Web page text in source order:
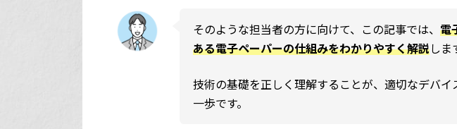
そのような担当者の方に向けて、この記事では、 電
ある電子ペーパーの仕組みをわかりやすく解説しま
技術の基礎を正しく理解することが、適切なデバイ
一歩です。